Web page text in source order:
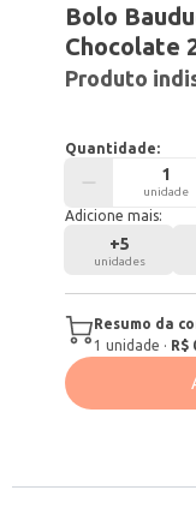
Bolo
Chocolate
Produto
Quantidade:
unidade
Adicione mais:
+5
unidades
Resumo da
1 unidade · R$